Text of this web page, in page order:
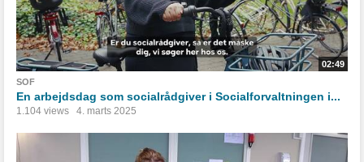
02:49
SOF
En arbejdsdag som socialrådgiver i Socialforvaltningen i...
1.104 views 4. marts 2025